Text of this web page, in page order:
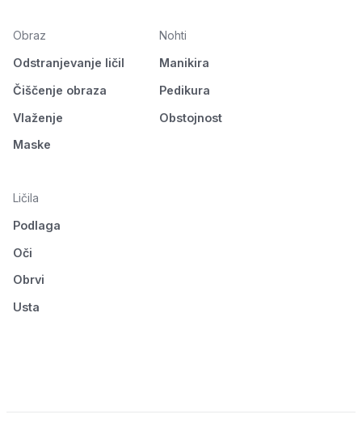
Obraz
Odstranjevanje ličil
Čiščenje obraza
Vlaženje
Maske
Nohti
Manikira
Pedikura
Obstojnost
Ličila
Podlaga
Oči
Obrvi
Usta